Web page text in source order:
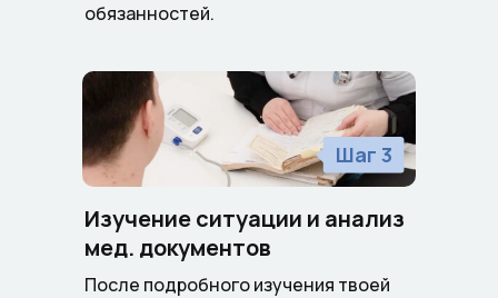
обязанностей.
Изучение ситуации и анализ
мед. документов
После подробного изучения твоей
Шаг 3